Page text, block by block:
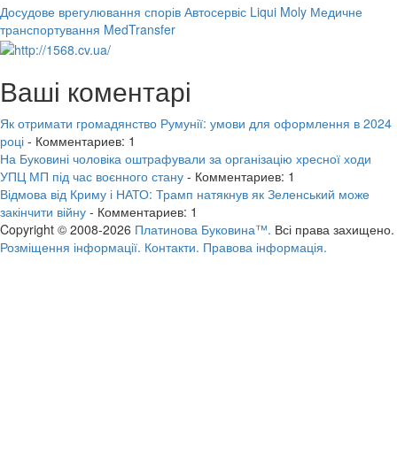
Досудове врегулювання спорів Автосервіс Liqui Moly Медичне
транспортування MedTransfer
Ваші коментарі
Як отримати громадянство Румунії: умови для оформлення в 2024
році - Комментариев: 1
На Буковині чоловіка оштрафували за організацію хресної ходи
УПЦ МП під час воєнного стану - Комментариев: 1
Відмова від Криму і НАТО: Трамп натякнув як Зеленський може
закінчити війну - Комментариев: 1
Copyright © 2008-2026 Платинова Буковина™. Всі права захищено.
Розміщення інформації. Контакти. Правова інформація.